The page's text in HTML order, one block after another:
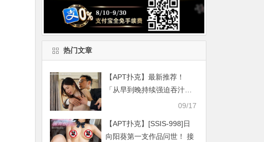
热门文章
【APT扑克】最新推荐！
「从早到晚持续强迫吞汁…
09/17
【APT扑克】[SSIS-998]日
向阳葵第一支作品问世！ 接